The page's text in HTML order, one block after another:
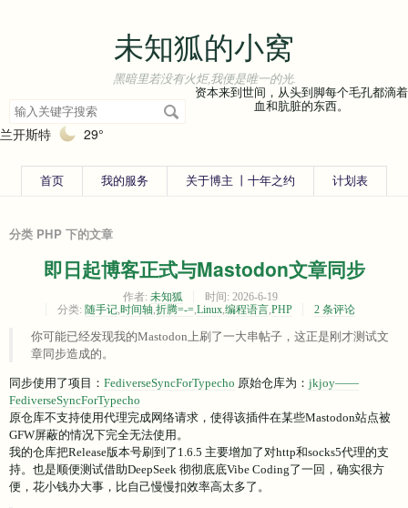
未知狐的小窝
黑暗里若没有火炬,我便是唯一的光.
搜
索
关
键
资本来到世间，从头到脚每个毛孔都滴着
血和肮脏的东西。
兰开斯特 29°
首页 我的服务 关于博主 丨十年之约 计划表
分类 PHP 下的文章
即日起博客正式与Mastodon文章同步
作者: 未知狐 时间: 2026-6-19
分类: 随手记 时间轴 折腾=-= Linux 编程语言 PHP 2 条评论
你可能已经发现我的Mastodon上刷了一大串帖子，这正是刚才测试文
章同步造成的。
同步使用了项目： FediverseSyncForTypecho 原始仓库为： jkjoy——
FediverseSyncForTypecho
原仓库不支持使用代理完成网络请求，使得该插件在某些Mastodon站点被
GFW屏蔽的情况下完全无法使用。
我的仓库把Release版本号刷到了1.6.5 主要增加了对http和socks5代理的支
持。也是顺便测试借助DeepSeek 彻彻底底Vibe Coding了一回，确实很方
便，花小钱办大事，比自己慢慢扣效率高太多了。